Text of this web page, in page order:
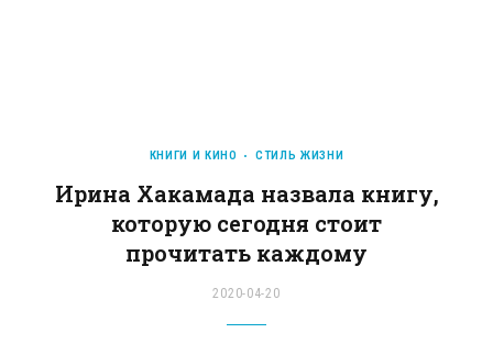
КНИГИ И КИНО СТИЛЬ ЖИЗНИ
Ирина Хакамада назвала книгу,
которую сегодня стоит
прочитать каждому
2020-04-20